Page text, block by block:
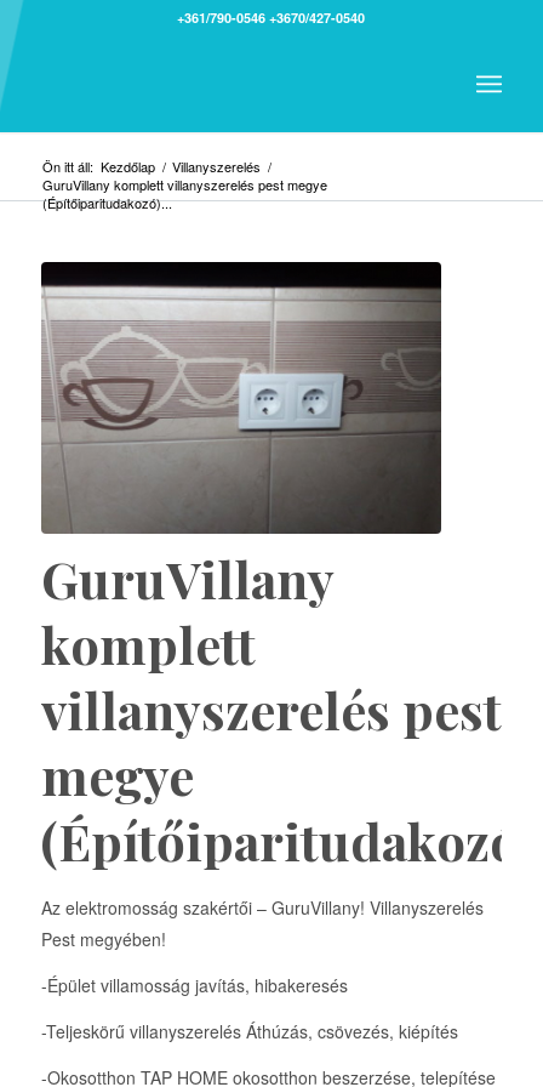
+361/790-0546 +3670/427-0540
Ön itt áll: Kezdőlap / Villanyszerelés /
GuruVillany komplett villanyszerelés pest megye
(Építőiparitudakozó)...
GuruVillany
komplett
villanyszerelés pest
megye
(Építőiparitudakozó)
Az elektromosság szakértői – GuruVillany! Villanyszerelés
Pest megyében!
-Épület villamosság javítás, hibakeresés
-Teljeskörű villanyszerelés Áthúzás, csövezés, kiépítés
-Okosotthon TAP HOME okosotthon beszerzése, telepítése